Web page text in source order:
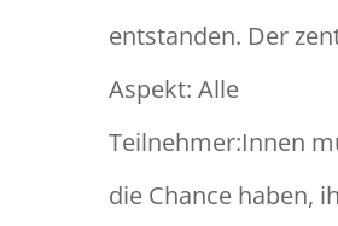
entstanden. Der
Aspekt: Alle
Teilnehmer:Innen
die Chance haben,